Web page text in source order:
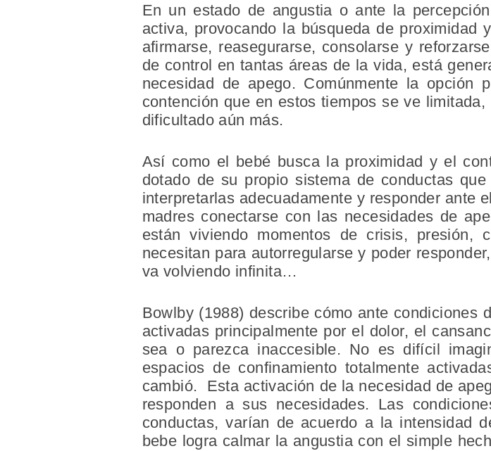
En un estado de angustia o ante la
activa, provocando la búsqueda de proximidad
afirmarse, reasegurarse, consolarse y
de control en tantas áreas de la vida, está
necesidad de apego. Comúnmente la opción
contención que en estos tiempos se ve
dificultado aún más.
Así como el bebé busca la proximidad y el
dotado de su propio sistema de conductas
interpretarlas adecuadamente y responder ante
madres conectarse con las necesidades de
están viviendo momentos de crisis, presión,
necesitan para autorregularse y poder
va volviendo infinita…
Bowlby (1988) describe cómo ante condiciones
activadas principalmente por el dolor, el
sea o parezca inaccesible. No es difícil
espacios de confinamiento totalmente
cambió. Esta activación de la necesidad de
responden a sus necesidades. Las
conductas, varían de acuerdo a la intensidad
bebe logra calmar la angustia con el simple